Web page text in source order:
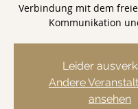
Verbindung mit dem
Kommunikation
Leider
Andere
ansehen